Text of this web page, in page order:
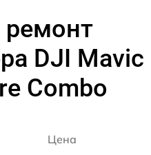
DJI Mavic
Combo
Цена